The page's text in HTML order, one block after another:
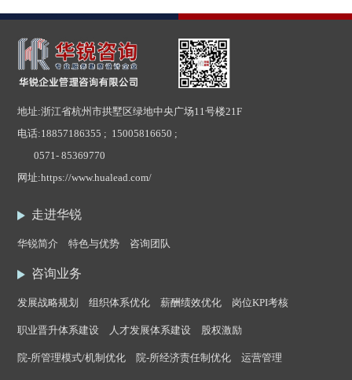
走进华锐
华锐简介 特色与优势 咨询团队
咨询业务
发展战略规划 组织体系优化 薪酬绩效优化 岗位KPI考核
职业晋升体系建设 人才发展体系建设 股权激励
院-所管理模式/机制优化 院-所经济责任制优化 运营管理
地址:浙江省杭州市拱墅区绿地中央广场11号楼21F
电话:18857186355 ; 15005816650 ;
0571- 85369770
网址:https://www.hualead.com/